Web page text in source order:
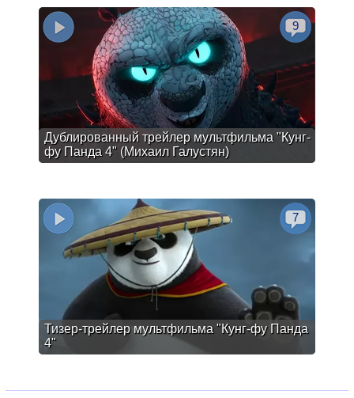
Дублированный трейлер мультфильма "Кунг-
фу Панда 4" (Михаил Галустян)
9
Тизер-трейлер мультфильма "Кунг-фу Панда
4"
7